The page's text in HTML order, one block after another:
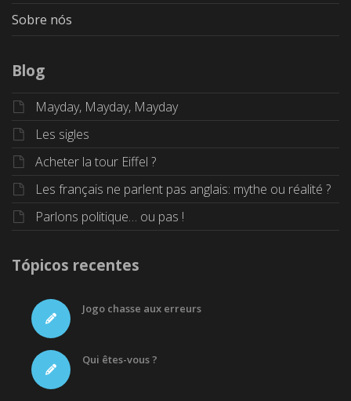
Sobre nós
Blog
Mayday, Mayday, Mayday
Les sigles
Acheter la tour Eiffel ?
Les français ne parlent pas anglais: mythe ou réalité ?
Parlons politique… ou pas !
Tópicos recentes
Jogo chasse aux erreurs
Qui êtes-vous ?